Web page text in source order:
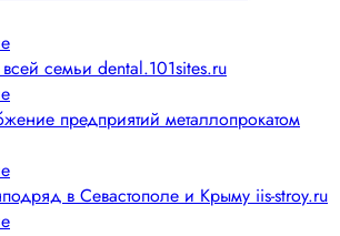
семьи dental.101sites.ru
предприятий металлопрокатом
в Севастополе и Крыму iis-stroy.ru